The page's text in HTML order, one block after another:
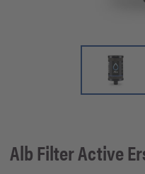
Alb Filter Active